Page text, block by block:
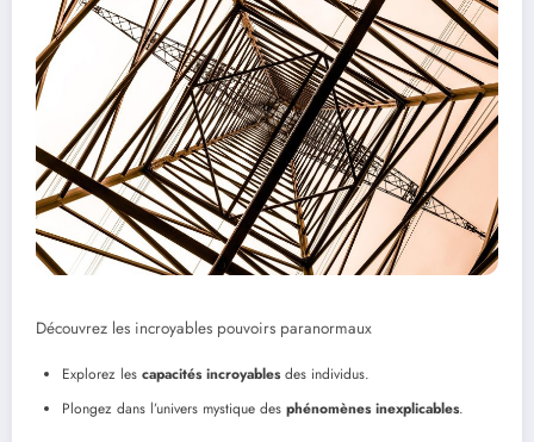
Découvrez les incroyables pouvoirs paranormaux
Explorez les capacités incroyablesdes individus.
Plongez dans l’univers mystique des phénomènes inexplicables.